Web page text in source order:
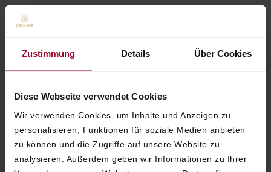
Zustimmung Details Über Cookies
Diese Webseite verwendet Cookies
Wir verwenden Cookies, um Inhalte und Anzeigen zu
personalisieren, Funktionen für soziale Medien anbieten
zu können und die Zugriffe auf unsere Website zu
analysieren. Außerdem geben wir Informationen zu Ihrer
WIENER KAFFEEHAUSKULTUR
einfach beobachten. Im historischen
Kaffeehauskultur authentisch gelebt.
Diese Tradition ist auch als immaterielles
HUNDE SIND WILLKOMMEN